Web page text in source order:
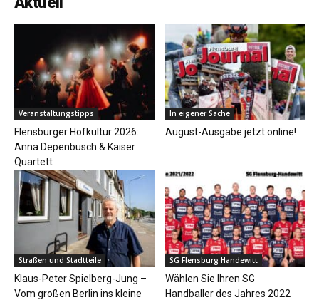
Veranstaltungstipps
Flensburger Hofkultur 2026:
Anna Depenbusch & Kaiser
Quartett
In eigener Sache
August-Ausgabe jetzt online!
Straßen und Stadtteile
Klaus-Peter Spielberg-Jung –
Vom großen Berlin ins kleine
SG Flensburg Handewitt
Wählen Sie Ihren SG
Handballer des Jahres 2022